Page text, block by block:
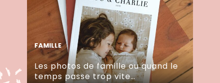
FAMILLE
Les photos de famille ou quand le
temps passe trop vite…